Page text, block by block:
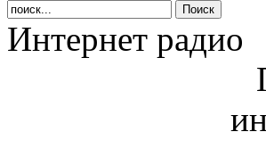
Интернет радио